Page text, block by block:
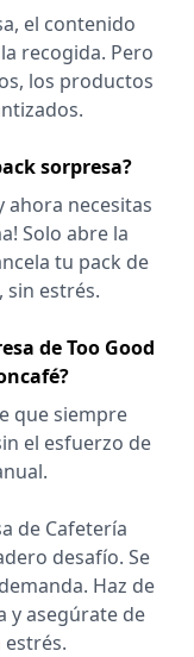
el contenido
recogida. Pero
los productos
sorpresa?
ahora necesitas
Solo abre la
tu pack de
estrés.
de Too Good
que siempre
el esfuerzo de
de Cafetería
desafío. Se
Haz de
y asegúrate de